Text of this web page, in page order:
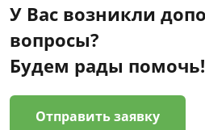
У Вас возникли
вопросы?
Будем рады помочь!
Отправить заявку